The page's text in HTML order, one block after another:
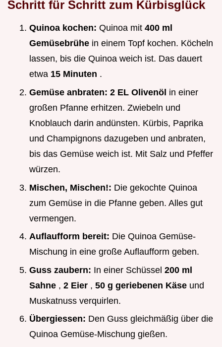
Schritt für Schritt zum Kürbisglück
Quinoa kochen: Quinoa mit 400 ml
Gemüsebrühe in einem Topf kochen. Köcheln
lassen, bis die Quinoa weich ist. Das dauert
etwa 15 Minuten .
Gemüse anbraten: 2 EL Olivenöl in einer
großen Pfanne erhitzen. Zwiebeln und
Knoblauch darin andünsten. Kürbis, Paprika
und Champignons dazugeben und anbraten,
bis das Gemüse weich ist. Mit Salz und Pfeffer
würzen.
Mischen, Mischen!: Die gekochte Quinoa
zum Gemüse in die Pfanne geben. Alles gut
vermengen.
Auflaufform bereit: Die Quinoa Gemüse-
Mischung in eine große Auflaufform geben.
Guss zaubern: In einer Schüssel 200 ml
Sahne , 2 Eier , 50 g geriebenen Käse und
Muskatnuss verquirlen.
Übergiessen: Den Guss gleichmäßig über die
Quinoa Gemüse-Mischung gießen.